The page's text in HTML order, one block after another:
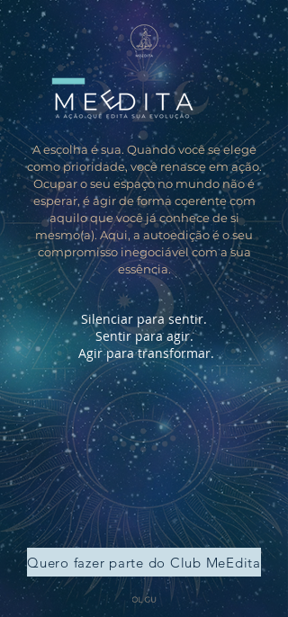
A escolha é sua. Quando você se elege
como prioridade, você renasce em ação.
Ocupar o seu espaço no mundo não é
esperar, é agir de forma coerente com
aquilo que você já conhece de si
mesmo(a). Aqui, a autoedição é o seu
compromisso inegociável com a sua
essência.
Silenciar para sentir.
Sentir para agir.
Agir para transformar.
Quero fazer parte do Club MeEdita